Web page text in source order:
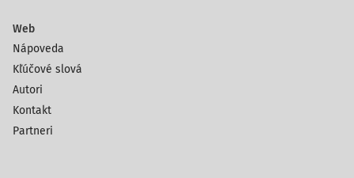
Web
Nápoveda
Kľúčové slová
Autori
Kontakt
Partneri